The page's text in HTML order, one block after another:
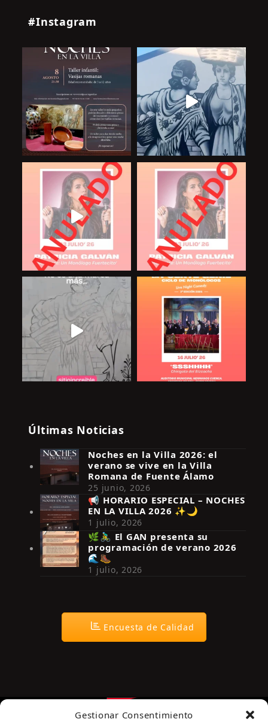
Gestionar Consentimiento
#Instagram
Síguenos en Instagram
Últimas Noticias
Noches en la Villa 2026: el
verano se vive en la Villa
Romana de Fuente Álamo
25 junio, 2026
📢 HORARIO ESPECIAL – NOCHES
EN LA VILLA 2026 ✨🌙
1 julio, 2026
🌿🚴‍♂️ El GAN presenta su
programación de verano 2026
🌊🥾
1 julio, 2026
Encuesta de Calidad